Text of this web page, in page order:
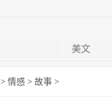
美文
> 情感 > 故事 >